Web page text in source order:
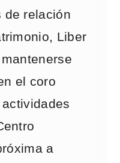
de relación
Liber
el coro
a